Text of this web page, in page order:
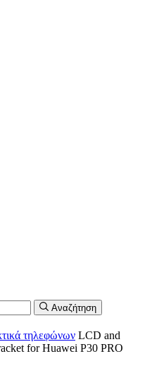
Αναζήτηση
τηλεφώνων LCD and
for Huawei P30 PRO